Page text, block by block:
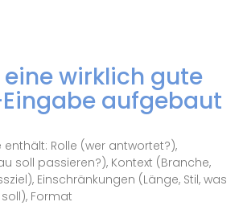
wirklich gute
aufgebaut
enthält: Rolle (wer antwortet?),
soll passieren?), Kontext (Branche,
Einschränkungen (Länge, Stil, was
Format